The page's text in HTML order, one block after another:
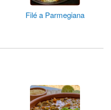
Filé a Parmegiana